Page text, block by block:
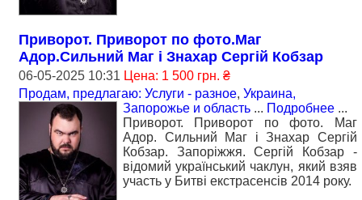
Приворот. Приворот по фото.Маг
Адор.Сильний Маг і Знахар Сергій Кобзар
06-05-2025 10:31 Цена: 1 500 грн. ₴
Продам, предлагаю: Услуги - разное, Украина,
Запорожье и область ... Подробнее ...
Приворот. Приворот по фото. Маг
Адор. Сильний Маг і Знахар Сергій
Кобзар. Запоріжжя. Сергій Кобзар -
відомий український чаклун, який взяв
участь у Битві екстрасенсів 2014 року.